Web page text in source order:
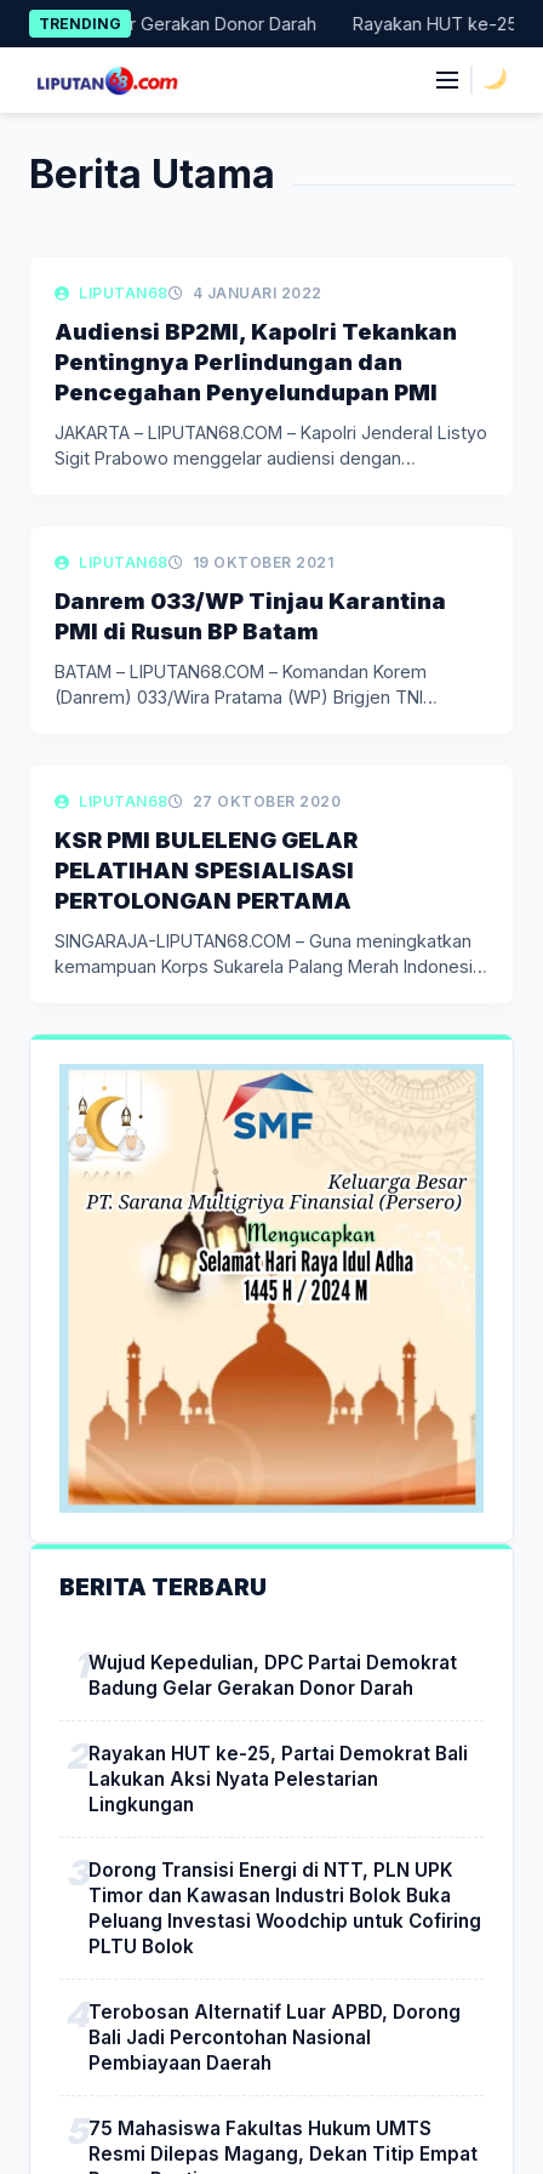
Skip
to
content
TRENDING
Gelar Gerakan Donor Darah Rayakan HUT ke-25,
Berita Utama
LIPUTAN KEPOLISIAN
LIPUTAN68 4 JANUARI 2022
Audiensi BP2MI, Kapolri Tekankan
Pentingnya Perlindungan dan
Pencegahan Penyelundupan PMI
JAKARTA – LIPUTAN68.COM – Kapolri Jenderal Listyo
Sigit Prabowo menggelar audiensi dengan…
LIPUTAN DAERAH
LIPUTAN68 19 OKTOBER 2021
Danrem 033/WP Tinjau Karantina
PMI di Rusun BP Batam
BATAM – LIPUTAN68.COM – Komandan Korem
(Danrem) 033/Wira Pratama (WP) Brigjen TNI…
LIPUTAN PENDIDIKAN
LIPUTAN68 27 OKTOBER 2020
KSR PMI BULELENG GELAR
PELATIHAN SPESIALISASI
PERTOLONGAN PERTAMA
SINGARAJA-LIPUTAN68.COM – Guna meningkatkan
kemampuan Korps Sukarela Palang Merah Indonesia
BERITA TERBARU
Wujud Kepedulian, DPC Partai Demokrat
Badung Gelar Gerakan Donor Darah
Rayakan HUT ke-25, Partai Demokrat Bali
Lakukan Aksi Nyata Pelestarian
Lingkungan
Dorong Transisi Energi di NTT, PLN UPK
Timor dan Kawasan Industri Bolok Buka
Peluang Investasi Woodchip untuk Cofiring
PLTU Bolok
Terobosan Alternatif Luar APBD, Dorong
Bali Jadi Percontohan Nasional
Pembiayaan Daerah
75 Mahasiswa Fakultas Hukum UMTS
Resmi Dilepas Magang, Dekan Titip Empat